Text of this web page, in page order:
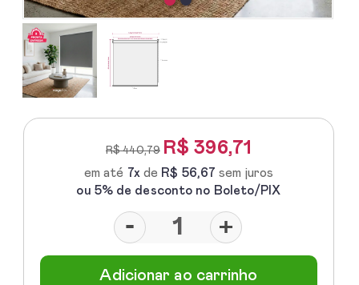
R$ 440,79 R$396,71
em até 7x de R$ 56,67 sem juros
ou 5% de desconto no Boleto/PIX
- +
Adicionar ao carrinho